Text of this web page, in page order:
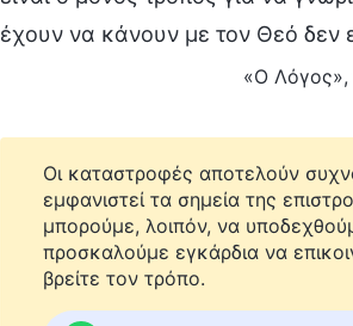
έχουν να κάνουν με τον Θεό δεν
«Ο Λόγος»,
Οι καταστροφές αποτελούν
εμφανιστεί τα σημεία της
μπορούμε, λοιπόν, να
προσκαλούμε εγκάρδια να
βρείτε τον τρόπο.